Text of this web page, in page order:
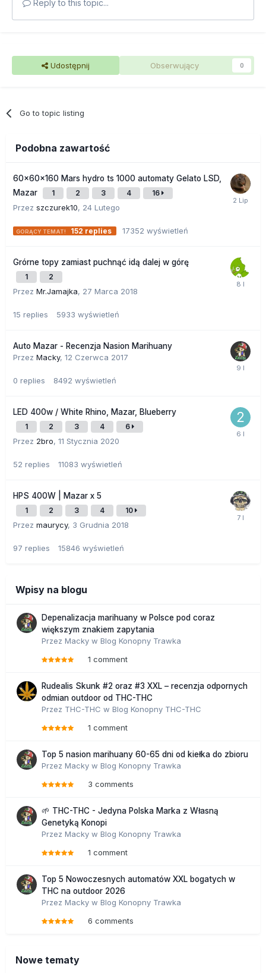
Reply to this topic...
Udostępnij Obserwujący 0
Go to topic listing
Podobna zawartość
60x60x160 Mars hydro ts 1000 automaty Gelato LSD,
Mazar
1 2 3 4 16
Przez szczurek10, 24 Lutego
152 replies 17352 wyświetleń
Grórne topy zamiast puchnąć idą dalej w górę
1 2
Przez Mr.Jamajka, 27 Marca 2018
15 replies 5933 wyświetleń
Auto Mazar - Recenzja Nasion Marihuany
Przez Macky, 12 Czerwca 2017
0 replies 8492 wyświetleń
LED 400w / White Rhino, Mazar, Blueberry
1 2 3 4 6
Przez 2bro, 11 Stycznia 2020
52 replies 11083 wyświetleń
HPS 400W | Mazar x 5
1 2 3 4 10
Przez maurycy, 3 Grudnia 2018
97 replies 15846 wyświetleń
Wpisy na blogu
Depenalizacja marihuany w Polsce pod coraz
większym znakiem zapytania
Przez Macky w Blog Konopny Trawka
1 comment
Rudealis Skunk #2 oraz #3 XXL – recenzja odpornych
odmian outdoor od THC-THC
Przez THC-THC w Blog Konopny THC-THC
1 comment
Top 5 nasion marihuany 60-65 dni od kiełka do zbioru
Przez Macky w Blog Konopny Trawka
3 comments
🌱 THC-THC - Jedyna Polska Marka z Własną
Genetyką Konopi
Przez Macky w Blog Konopny Trawka
1 comment
Top 5 Nowoczesnych automatów XXL bogatych w
THC na outdoor 2026
Przez Macky w Blog Konopny Trawka
6 comments
Nowe tematy